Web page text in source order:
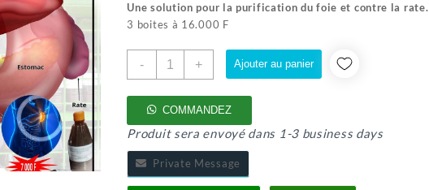
Une solution pour la purification du foie et contre la rate.
3 boites à 16.000 F
-
quantité + Ajouter au panier
COMMANDEZ
Produit sera envoyé dans 1-3 business days
Private Message